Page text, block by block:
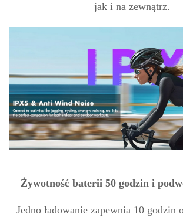
jak i na zewnątrz.
Żywotność baterii 50 godzin i
Jedno ładowanie zapewnia 10 godzin